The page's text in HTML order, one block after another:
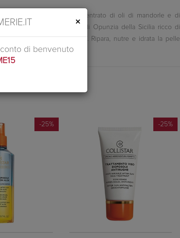
è super emoliente, concentrato di oli di mandorle e di
di un esclusivo estratto di Opunzia della Sicilia ricco di
alla pelle arrossata. Ripara, nutre e idrata la pelle
-25% -25%
×
di benvenuto